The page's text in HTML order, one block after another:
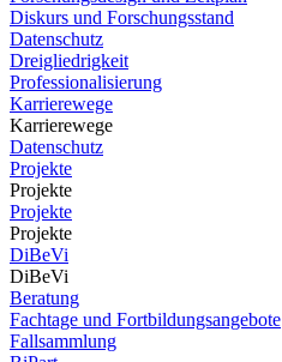
Diskurs und Forschungsstand
Datenschutz
Dreigliedrigkeit
Professionalisierung
Karrierewege
Karrierewege
Datenschutz
Projekte
Projekte
Projekte
Projekte
DiBeVi
DiBeVi
Beratung
Fachtage und Fortbildungsangebote
Fallsammlung